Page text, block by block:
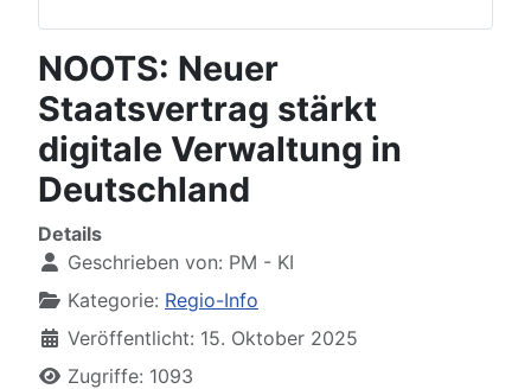
NOOTS: Neuer
Staatsvertrag stärkt
digitale Verwaltung in
Deutschland
Details
Geschrieben von: PM - KI
Kategorie: Regio-Info
Veröffentlicht: 15. Oktober 2025
Zugriffe: 1093